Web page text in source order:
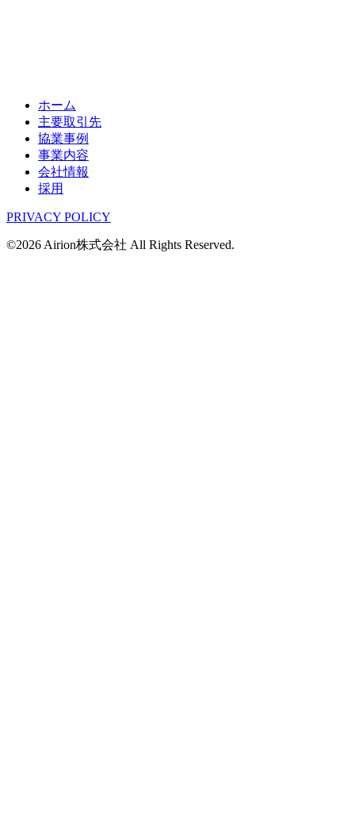
ホーム
主要取引先
協業事例
事業内容
会社情報
採用
PRIVACY POLICY
©2026 Airion株式会社 All Rights Reserved.